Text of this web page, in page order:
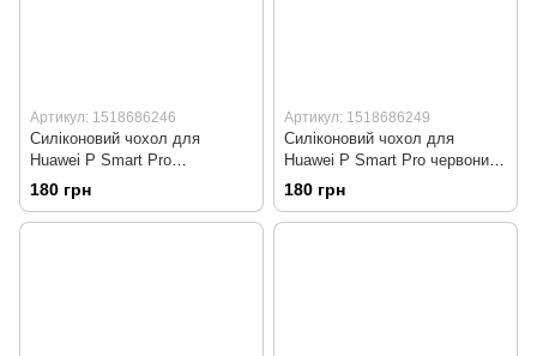
Артикул: 1518686246
Силіконовий чохол для
Huawei P Smart Pro
коралловий Soft Silicone Case
Full (бампер)
180 грн
Артикул: 1518686249
Силіконовий чохол для
Huawei P Smart Pro червоний
Soft Silicone Case Full
(бампер)
180 грн